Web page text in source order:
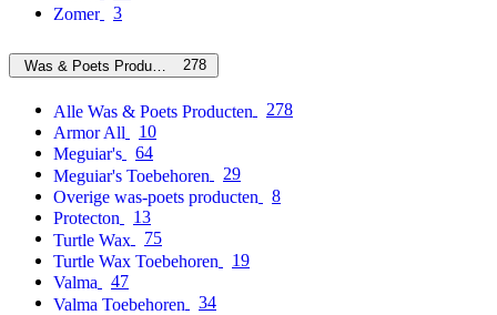
Zomer
3
Was & Poets Producten 278
Alle Was & Poets Producten
278
Armor All
10
Meguiar's
64
Meguiar's Toebehoren
29
Overige was-poets producten
8
Protecton
13
Turtle Wax
75
Turtle Wax Toebehoren
19
Valma
47
Valma Toebehoren
34